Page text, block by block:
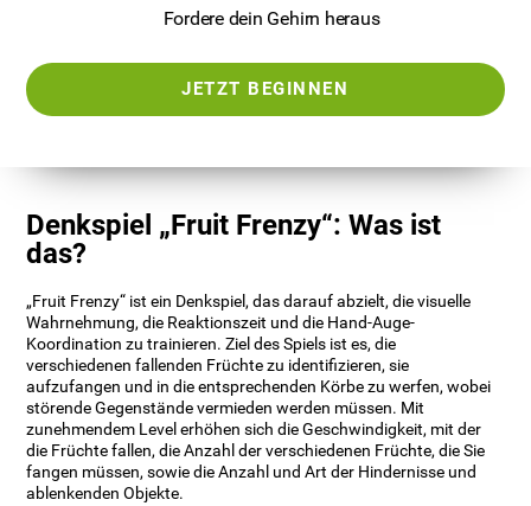
Fordere dein Gehirn heraus
JETZT BEGINNEN
Denkspiel „Fruit Frenzy“: Was ist
das?
„Fruit Frenzy“ ist ein Denkspiel, das darauf abzielt, die visuelle
Wahrnehmung, die Reaktionszeit und die Hand-Auge-
Koordination zu trainieren. Ziel des Spiels ist es, die
verschiedenen fallenden Früchte zu identifizieren, sie
aufzufangen und in die entsprechenden Körbe zu werfen, wobei
störende Gegenstände vermieden werden müssen. Mit
zunehmendem Level erhöhen sich die Geschwindigkeit, mit der
die Früchte fallen, die Anzahl der verschiedenen Früchte, die Sie
fangen müssen, sowie die Anzahl und Art der Hindernisse und
ablenkenden Objekte.